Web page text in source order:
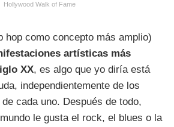
Hollywood Walk of Fame
hop como concepto más amplio)
artísticas más
XX, es algo que yo diría está
independientemente de los
cada uno. Después de todo,
le gusta el rock, el blues o la